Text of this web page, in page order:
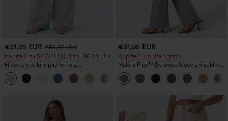
€31,95 EUR €35,95 EUR
Kupite 2 za 52,62 EUR, 4 za 105,24 EUR
Hlače z visokim pasom in z
zavezovanjem na vrvico, z žepi, širokih
in ohlapnih hlačnic, priložnostne, videz
lanu
+15
€31,95 EUR
Kupite 2, dobite 1 gratis
Halara Flex™ Delovne hlače z visokim
pasom, zadnjim stranskim žepom in
rahlo razširjenimi hlačnicami